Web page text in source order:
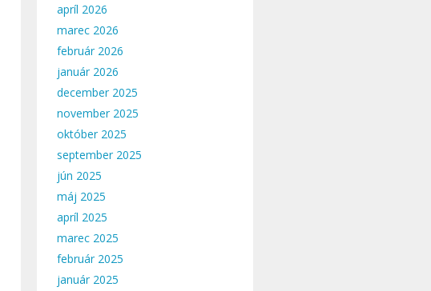
apríl 2026
marec 2026
február 2026
január 2026
december 2025
november 2025
október 2025
september 2025
jún 2025
máj 2025
apríl 2025
marec 2025
február 2025
január 2025